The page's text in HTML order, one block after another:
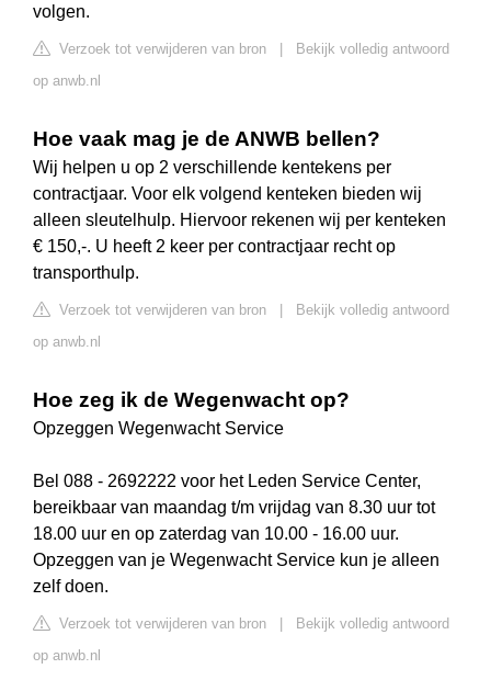
volgen.
Verzoek tot verwijderen van bron
Bekijk volledig antwoord
op anwb.nl
Hoe vaak mag je de ANWB bellen?
Wij helpen u op 2 verschillende kentekens per
contractjaar. Voor elk volgend kenteken bieden wij
alleen sleutelhulp. Hiervoor rekenen wij per kenteken
€ 150,-. U heeft 2 keer per contractjaar recht op
transporthulp.
Verzoek tot verwijderen van bron
Bekijk volledig antwoord
op anwb.nl
Hoe zeg ik de Wegenwacht op?
Opzeggen Wegenwacht Service
Bel 088 - 2692222 voor het Leden Service Center,
bereikbaar van maandag t/m vrijdag van 8.30 uur tot
18.00 uur en op zaterdag van 10.00 - 16.00 uur.
Opzeggen van je Wegenwacht Service kun je alleen
zelf doen.
Verzoek tot verwijderen van bron
Bekijk volledig antwoord
op anwb.nl